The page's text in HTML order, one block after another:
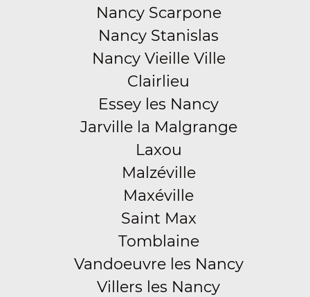
Nancy Scarpone
Nancy Stanislas
Nancy Vieille Ville
Clairlieu
Essey les Nancy
Jarville la Malgrange
Laxou
Malzéville
Maxéville
Saint Max
Tomblaine
Vandoeuvre les Nancy
Villers les Nancy